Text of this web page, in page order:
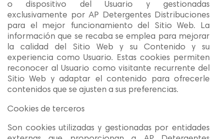
o dispositivo del Usuario y gestionadas
exclusivamente por AP Detergentes Distribuciones
para el mejor funcionamiento del Sitio Web. La
información que se recaba se emplea para mejorar
la calidad del Sitio Web y su Contenido y su
experiencia como Usuario. Estas cookies permiten
reconocer al Usuario como visitante recurrente del
Sitio Web y adaptar el contenido para ofrecerle
contenidos que se ajusten a sus preferencias.
Cookies de terceros
Son cookies utilizadas y gestionadas por entidades